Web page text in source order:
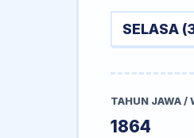
SELASA
TAHUN JAWA /
1864